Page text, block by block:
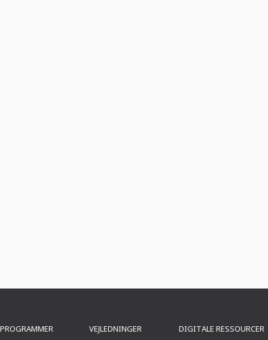
PROGRAMMER
VEJLEDNINGER
DIGITALE RESSOURCER